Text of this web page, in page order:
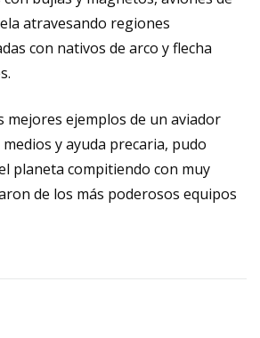
atravesando regiones
con nativos de arco y flecha
mejores ejemplos de un aviador
y ayuda precaria, pudo
planeta compitiendo con muy
de los más poderosos equipos